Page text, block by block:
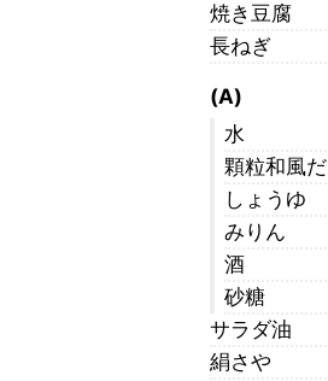
焼き豆腐
長ねぎ
(A)
水
顆粒和風
しょうゆ
みりん
酒
砂糖
サラダ油
絹さや